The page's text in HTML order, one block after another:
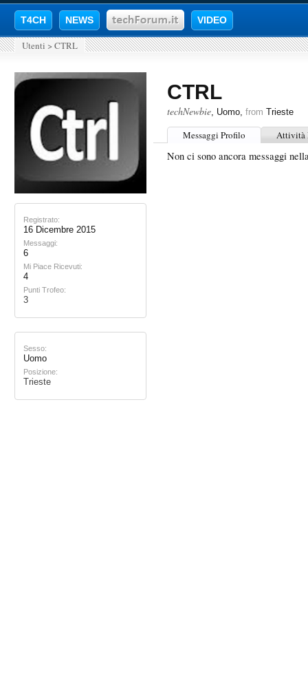
T4CH NEWS VIDEO
Utenti > CTRL
Registrato:
16 Dicembre 2015
Messaggi:
6
Mi Piace Ricevuti:
4
Punti Trofeo:
3
Sesso:
Uomo
Posizione:
Trieste
CTRL
techNewbie, Uomo, from Trieste
Messaggi Profilo Attività
Non ci sono ancora messaggi